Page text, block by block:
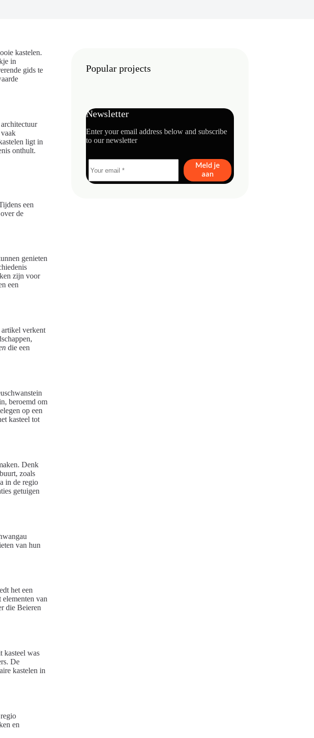
kastelen.
in
gids te
ligt in
onthult.
een
de
genieten
zijn voor
een
verkent
die een
beroemd om
op een
kasteel tot
Denk
zoals
in de regio
getuigen
van hun
het een
van
die Beieren
kasteel was
De
kastelen in
en
Popular projects
Newsletter
Enter your email address below and subscribe
to our newsletter
Meld je
aan